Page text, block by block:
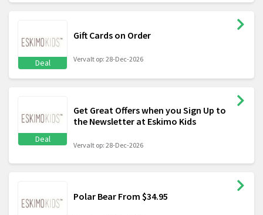
Deal
Gift Cards on Order
Vervalt op: 28-Dec-2026
Deal
Get Great Offers when you Sign Up to
the Newsletter at Eskimo Kids
Vervalt op: 28-Dec-2026
Polar Bear From $34.95